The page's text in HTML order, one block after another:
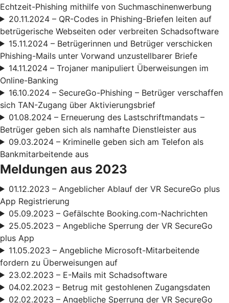
Echtzeit-Phishing mithilfe von Suchmaschinenwerbung
20.11.2024 – QR-Codes in Phishing-Briefen leiten auf
betrügerische Webseiten oder verbreiten Schadsoftware
15.11.2024 – Betrügerinnen und Betrüger verschicken
Phishing-Mails unter Vorwand unzustellbarer Briefe
14.11.2024 – Trojaner manipuliert Überweisungen im
Online-Banking
16.10.2024 – SecureGo-Phishing – Betrüger verschaffen
sich TAN-Zugang über Aktivierungsbrief
01.08.2024 – Erneuerung des Lastschriftmandats –
Betrüger geben sich als namhafte Dienstleister aus
09.03.2024 – Kriminelle geben sich am Telefon als
Bankmitarbeitende aus
Meldungen aus 2023
01.12.2023 – Angeblicher Ablauf der VR SecureGo plus
App Registrierung
05.09.2023 – Gefälschte Booking.com-Nachrichten
25.05.2023 – Angebliche Sperrung der VR SecureGo
plus App
11.05.2023 – Angebliche Microsoft-Mitarbeitende
fordern zu Überweisungen auf
23.02.2023 – E-Mails mit Schadsoftware
04.02.2023 – Betrug mit gestohlenen Zugangsdaten
02.02.2023 – Angebliche Sperrung der VR SecureGo